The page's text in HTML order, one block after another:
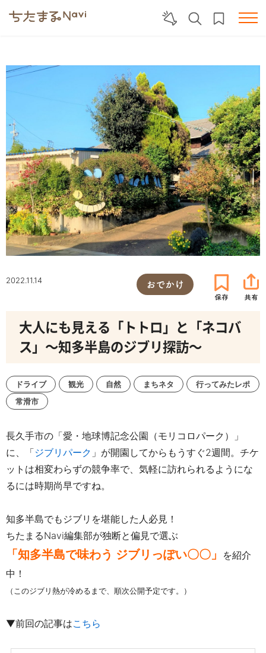
2022.11.14 おでかけ
大人にも見える「トトロ」と「ネコバ
ス」～知多半島のジブリ探訪～
ドライブ 観光 自然 まちネタ
行ってみたレポ
常滑市
長久手市の「愛・地球博記念公園（モリコロパーク）」
に、「ジブリパーク 」が開園してからもうすぐ2週間。チケ
ットは相変わらずの競争率で、気軽に訪れられるようにな
るには時期尚早ですね。
知多半島でもジブリを堪能した人必見！
ちたまるNavi編集部が独断と偏見で選ぶ
「知多半島で味わう ジブリっぽい〇〇」
を紹介
中！
（このジブリ熱が冷めるまで、順次公開予定です。）
▼前回の記事はこちら